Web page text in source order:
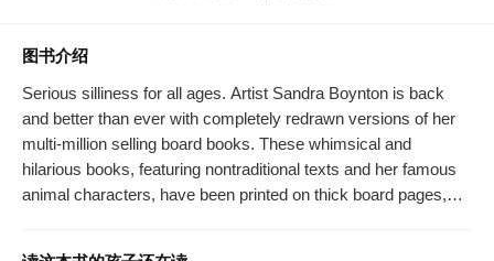
图书介绍
Serious silliness for all ages. Artist Sandra Boynton is back
and better than ever with completely redrawn versions of her
multi-million selling board books. These whimsical and
hilarious books, featuring nontraditional texts and her famous
animal characters, have been printed on thick board pages,